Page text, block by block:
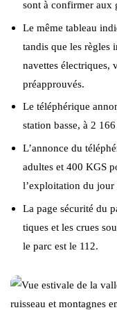
sont à confirmer aux
Le même tableau
tandis que les règles
navettes électriques,
préapprouvés.
Le téléphérique
station basse, à 2
L’annonce du
adultes et 400 KGS
l’exploitation du jour
La page sécurité du
tiques et les crues
le parc est le 112.